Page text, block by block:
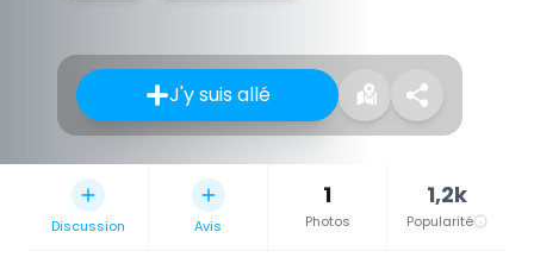
J'y suis allé
Discussion Avis
1
Photos
1,2k
Popularité